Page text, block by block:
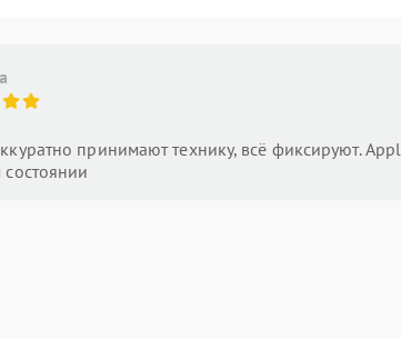
принимают технику, всё фиксируют.